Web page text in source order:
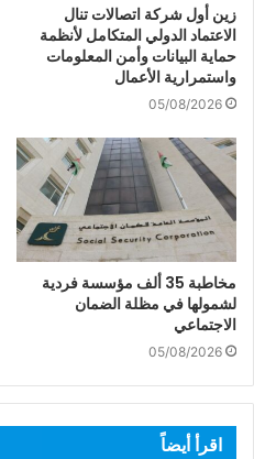
زين أول شركة اتصالات تنال
الاعتماد الدولي المتكامل لأنظمة
حماية البيانات وأمن المعلومات
واستمرارية الأعمال
05/08/2026
مخاطبة 35 ألف مؤسسة فردية
لشمولها في مظلة الضمان
الاجتماعي
05/08/2026
اقرأ أيضاً